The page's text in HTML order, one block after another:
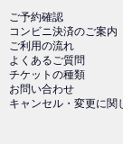
東京 (成田国際空
東京 (成田国際空
東京 (東京国際空
東京 (成田国際
ご予約確認
コンビニ決済のご案内
ご利用の流れ
よくあるご質問
チケットの種類
お問い合わせ
キャンセル・変更に関